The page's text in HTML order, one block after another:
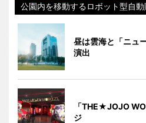
公園内を移動するロボット型自
昼は雲海と「ニュ
演出
「THE★JOJO
ジ